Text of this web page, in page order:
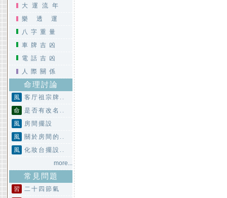
大運流年
樂透運
八字重量
車牌吉凶
電話吉凶
人際關係
命理討論
風
客厅祖宗牌..
命
是否有改名..
風
房間擺設
風
關於房間的..
風
化妝台擺設..
more...
常見問題
習
二十四節氣